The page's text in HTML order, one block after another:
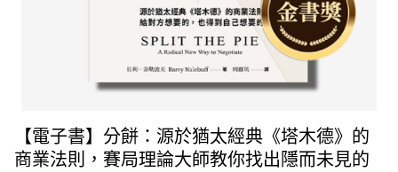
【電子書】分餅：源於猶太經典《塔木德》的
商業法則，賽局理論大師教你找出隱而未見的